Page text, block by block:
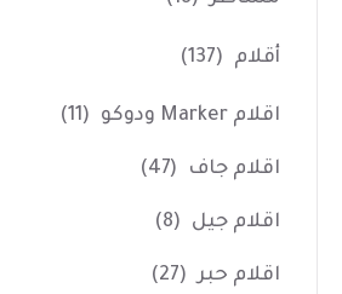
أقلام (137)
اقلام Marker ودوكو (11)
اقلام جاف (47)
اقلام جيل (8)
اقلام حبر (27)